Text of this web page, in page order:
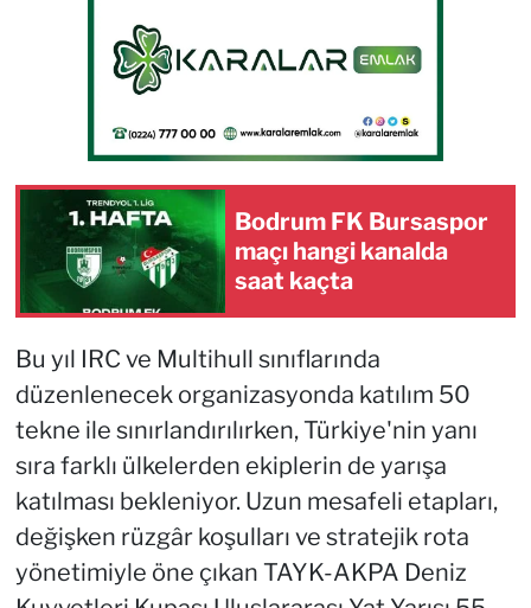
Bodrum FK Bursaspor
maçı hangi kanalda
saat kaçta
Bu yıl IRC ve Multihull sınıflarında
düzenlenecek organizasyonda katılım 50
tekne ile sınırlandırılırken, Türkiye'nin yanı
sıra farklı ülkelerden ekiplerin de yarışa
katılması bekleniyor. Uzun mesafeli etapları,
değişken rüzgâr koşulları ve stratejik rota
yönetimiyle öne çıkan TAYK-AKPA Deniz